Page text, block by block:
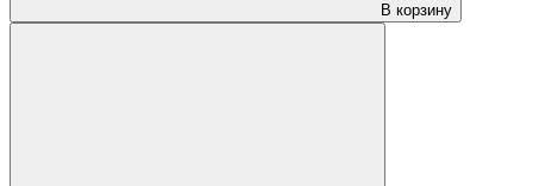
В корзину